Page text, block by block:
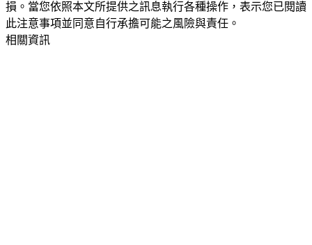
損。當您依照本文所提供之訊息執行各種操作，表示您已閱讀
此注意事項並同意自行承擔可能之風險與責任。
相關資訊